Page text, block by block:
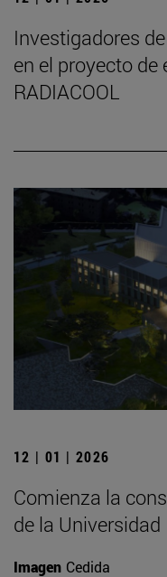
Investigadores
en el proyecto de
RADIACOOL
12 | 01 | 2026
Comienza la
de la Universidad
Imagen Cedida